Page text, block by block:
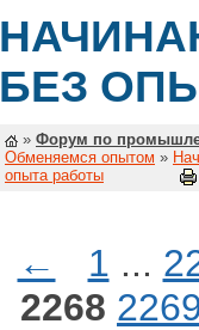
БЕЗ
» Форум по
Обменяемся опытом »
опыта работы
← 1 ...
2268